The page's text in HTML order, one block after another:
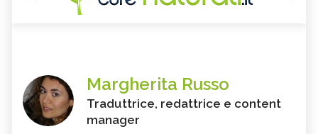
Margherita Russo
Traduttrice, redattrice e content
manager